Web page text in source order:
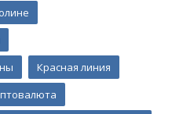
Красная линия